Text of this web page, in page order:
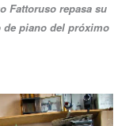
Fattoruso repasa su
de piano del próximo